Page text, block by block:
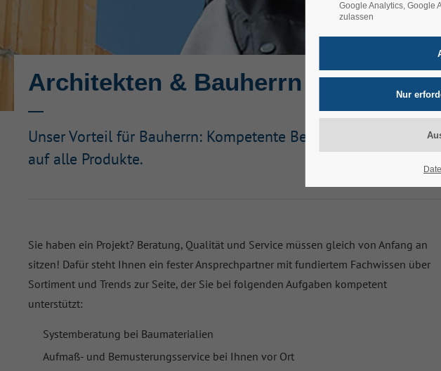
Architekten & Bauherrn
Unser Vorteil für Bauherrn: Kompetente Betreuung und
auf alle Produkte.
Sie haben ein Projekt? Beratung, Qualität und Service müssen gleich von Anfang an
sitzen! Dafür steht Ihnen ein fester Ansprechpartner mit fundiertem Fachwissen über
Sortiment und Trends zur Seite, der Sie bei folgenden Aufgaben kompetent
unterstützt:
Systemberatung bei Baumaterialien
Aufmaß- und Bemusterungsservice bei Ihnen vor Ort
Google Analytics, Google
zulassen